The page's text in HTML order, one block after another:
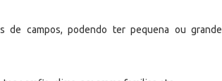
de campos, podendo ter pequena ou grande